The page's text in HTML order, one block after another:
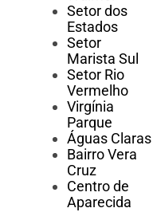
Setor dos
Estados
Setor
Marista Sul
Setor Rio
Vermelho
Virgínia
Parque
Águas Claras
Bairro Vera
Cruz
Centro de
Aparecida